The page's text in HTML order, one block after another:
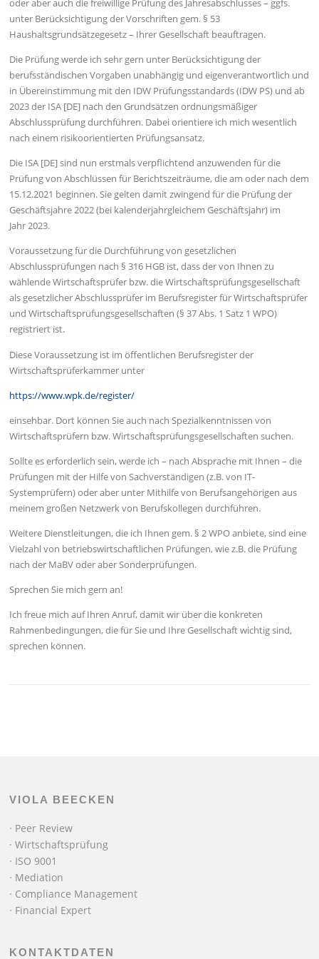
oder aber auch die freiwillige Prüfung des Jahresabschlusses – ggfs.
unter Berücksichtigung der Vorschriften gem. § 53
Haushaltsgrundsätzegesetz – Ihrer Gesellschaft beauftragen.
Die Prüfung werde ich sehr gern unter Berücksichtigung der
berufsständischen Vorgaben unabhängig und eigenverantwortlich und
in Übereinstimmung mit den IDW Prüfungsstandards (IDW PS) und ab
2023 der ISA [DE] nach den Grundsätzen ordnungsmäßiger
Abschlussprüfung durchführen. Dabei orientiere ich mich wesentlich
nach einem risikoorientierten Prüfungsansatz.
Die ISA [DE] sind nun erstmals verpflichtend anzuwenden für die
Prüfung von Abschlüssen für Berichtszeiträume, die am oder nach dem
15.12.2021 beginnen. Sie gelten damit zwingend für die Prüfung der
Geschäftsjahre 2022 (bei kalenderjahrgleichem Geschäftsjahr) im
Jahr 2023.
Voraussetzung für die Durchführung von gesetzlichen
Abschlussprüfungen nach § 316 HGB ist, dass der von Ihnen zu
wählende Wirtschaftsprüfer bzw. die Wirtschaftsprüfungsgesellschaft
als gesetzlicher Abschlussprüfer im Berufsregister für Wirtschaftsprüfer
und Wirtschaftsprüfungsgesellschaften (§ 37 Abs. 1 Satz 1 WPO)
registriert ist.
Diese Voraussetzung ist im öffentlichen Berufsregister der
Wirtschaftsprüferkammer unter
https://www.wpk.de/register/
einsehbar. Dort können Sie auch nach Spezialkenntnissen von
Wirtschaftsprüfern bzw. Wirtschaftsprüfungsgesellschaften suchen.
Sollte es erforderlich sein, werde ich – nach Absprache mit Ihnen – die
Prüfungen mit der Hilfe von Sachverständigen (z.B. von IT-
Systemprüfern) oder aber unter Mithilfe von Berufsangehörigen aus
meinem großen Netzwerk von Berufskollegen durchführen.
Weitere Dienstleitungen, die ich Ihnen gem. § 2 WPO anbiete, sind eine
Vielzahl von betriebswirtschaftlichen Prüfungen, wie z.B. die Prüfung
nach der MaBV oder aber Sonderprüfungen.
Sprechen Sie mich gern an!
Ich freue mich auf Ihren Anruf, damit wir über die konkreten
Rahmenbedingungen, die für Sie und Ihre Gesellschaft wichtig sind,
sprechen können.
VIOLA BEECKEN
· Peer Review
·Wirtschaftsprüfung
· ISO 9001
· Mediation
· Compliance Management
· Financial Expert
KONTAKTDATEN